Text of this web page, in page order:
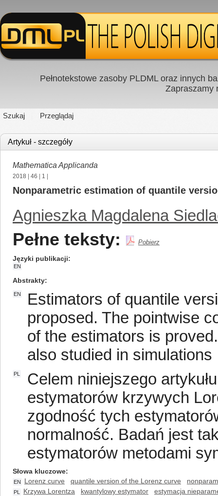
Pełnotekstowe zasoby PLDML oraz innych
Zapraszamy
Szukaj Przeglądaj
Artykuł - szczegóły
Mathematica Applicanda
2018 46 1
Nonparametric estimation of quantile
Agnieszka Magdalena
Pełne teksty: Pobierz
Języki publikacji
EN
Abstrakty
EN
Estimators of quantile
proposed. The pointwise
of the estimators is
also studied in simulations
PL
Celem niniejszego
estymatorów krzywych
zgodność tych
normalność. Badań jest
estymatorów metodami
Słowa kluczowe
EN Lorenz curve quantile version of the Lorenz curve
PL Krzywa Lorentza kwantylowy estymator
estymacja